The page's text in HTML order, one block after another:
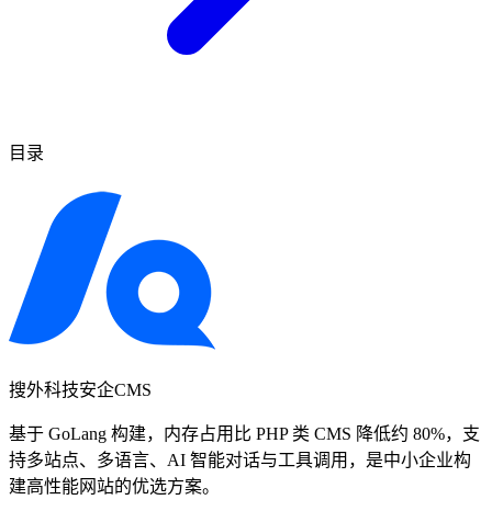
目录
搜外科技安企CMS
基于 GoLang 构建，内存占用比 PHP 类 CMS 降低约 80%，支
持多站点、多语言、AI 智能对话与工具调用，是中小企业构
建高性能网站的优选方案。